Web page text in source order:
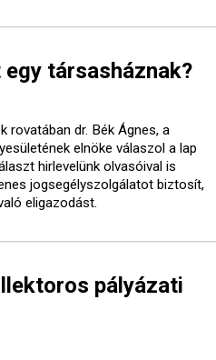
társasháznak?
rovatában dr. Bék Ágnes, a
elnöke válaszol a lap
hirlevelünk olvasóival is
jogsegélyszolgálatot biztosít,
eligazodást.
pályázati